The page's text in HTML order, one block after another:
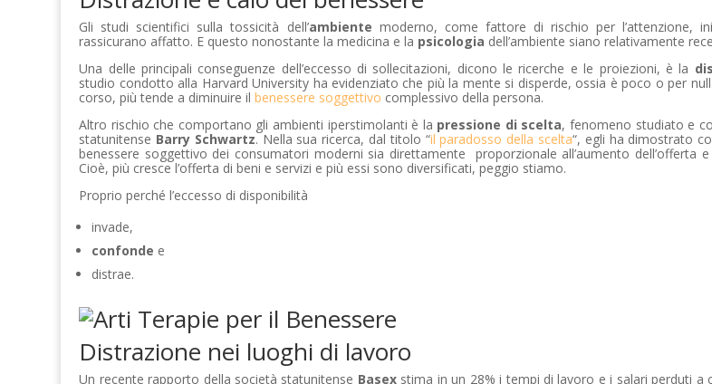
Gli studi scientifici sulla tossicità dell’ambiente moderno, come fattore di rischio per l’attenzione,
rassicurano affatto. E questo nonostante la medicina e la psicologia dell’ambiente siano relativamente
Una delle principali conseguenze dell’eccesso di sollecitazioni, dicono le ricerche e le proiezioni, è la
studio condotto alla Harvard University ha evidenziato che più la mente si disperde, ossia è poco o per
corso, più tende a diminuire ilbenessere soggettivo complessivo della persona.
Altro rischio che comportano gli ambienti iperstimolanti è la pressione di scelta, fenomeno studiato e
statunitense Barry Schwartz. Nella sua ricerca, dal titolo “il paradosso della scelta“, egli ha dimostrato
benessere soggettivo dei consumatori moderni sia direttamente proporzionale all’aumento dell’offerta e
Cioè, più cresce l’offerta di beni e servizi e più essi sono diversificati, peggio stiamo.
Proprio perché l’eccesso di disponibilità
invade,
confonde e
distrae.
Distrazione nei luoghi di lavoro
Un recente rapporto della società statunitense Basexstima in un 28% i tempi di lavoro e i salari perduti a